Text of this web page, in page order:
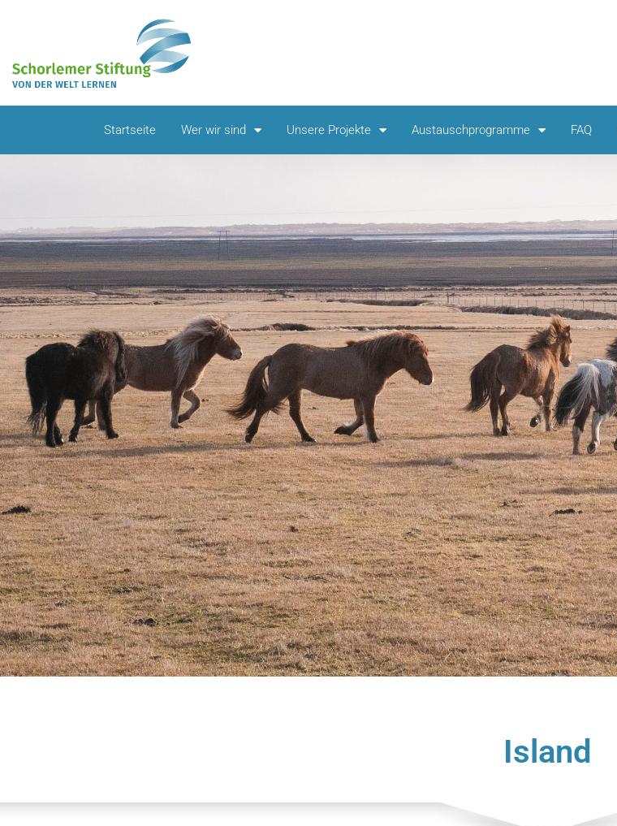
Startseite Wer wir sind Unsere Projekte Austauschprogramme FAQ
Island